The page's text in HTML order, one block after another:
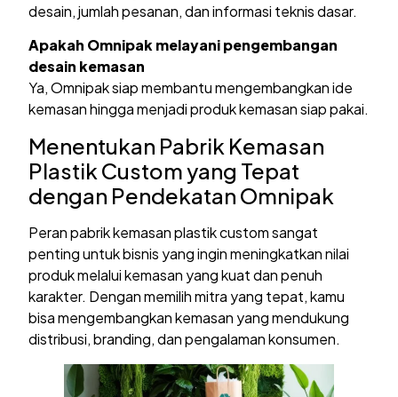
desain, jumlah pesanan, dan informasi teknis dasar.
Apakah Omnipak melayani pengembangan
desain kemasan
Ya, Omnipak siap membantu mengembangkan ide
kemasan hingga menjadi produk kemasan siap pakai.
Menentukan Pabrik Kemasan
Plastik Custom yang Tepat
dengan Pendekatan Omnipak
Peran pabrik kemasan plastik custom sangat
penting untuk bisnis yang ingin meningkatkan nilai
produk melalui kemasan yang kuat dan penuh
karakter. Dengan memilih mitra yang tepat, kamu
bisa mengembangkan kemasan yang mendukung
distribusi, branding, dan pengalaman konsumen.